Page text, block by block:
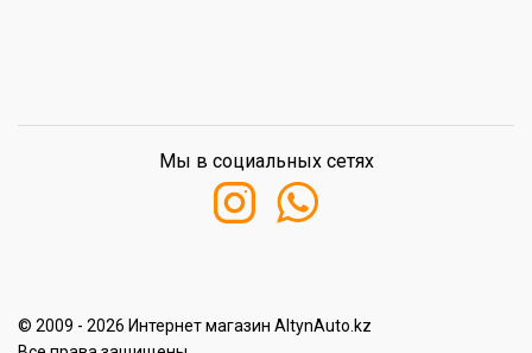
© 2009 - 2026 Интернет магазин AltynAuto.kz
Мы в социальных сетях